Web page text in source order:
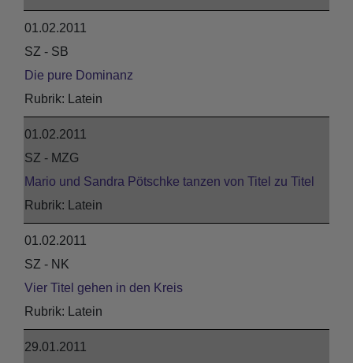
01.02.2011
SZ - SB
Die pure Dominanz
Latein
01.02.2011
SZ - MZG
Mario und Sandra Pötschke tanzen von Titel zu Titel
Latein
01.02.2011
SZ - NK
Vier Titel gehen in den Kreis
Latein
29.01.2011